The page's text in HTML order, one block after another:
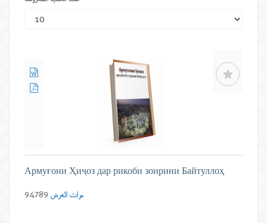
Армуғони Ҳиҷоз дар рикоби зоирини Байтуллоҳ
مرات العرض 94789